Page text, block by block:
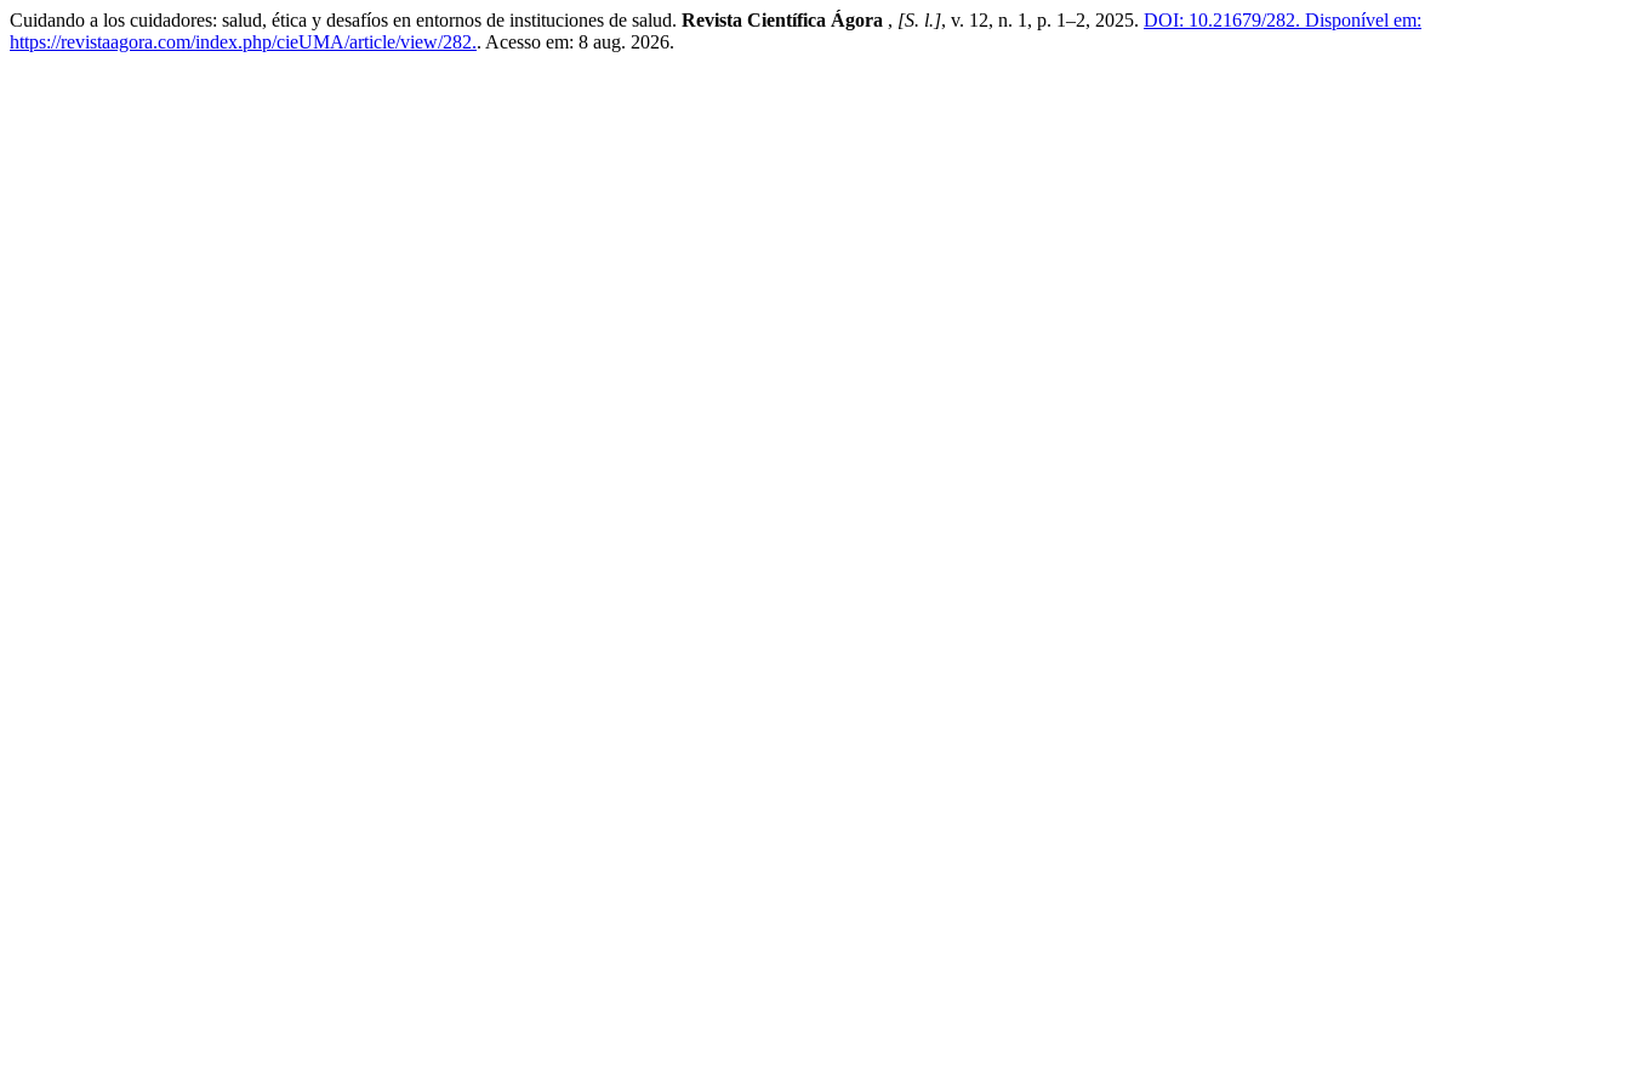
Cuidando a los cuidadores: salud, ética y desafíos en entornos de instituciones de salud. Revista Científica Ágora , [S. l.], v. 12, n. 1, p. 1–2, 2025. DOI: 10.21679/282. Disponível em:
https://revistaagora.com/index.php/cieUMA/article/view/282.. Acesso em: 8 aug. 2026.